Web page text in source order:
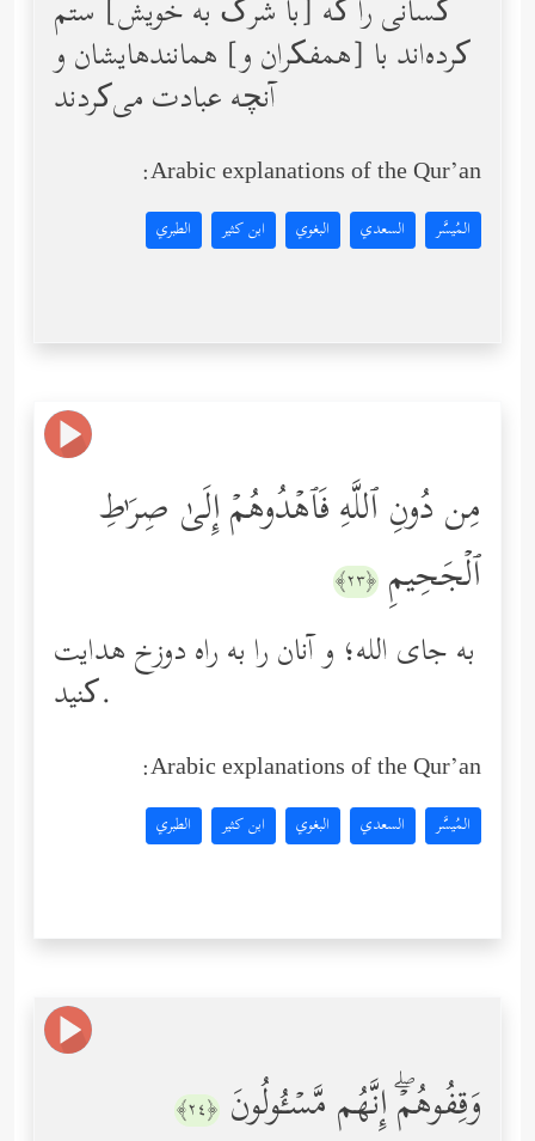
کسانی را که [با شرک به خویش] ستم
کرده‌اند با [همفکران و] همانندهایشان و
آنچه عبادت می‌کردند
Arabic explanations of the Qur’an:
المُيسَّر السعدي البغوي ابن كثير الطبري
مِن دُونِ ٱللَّهِ فَٱهۡدُوهُمۡ إِلَىٰ صِرَ ٰ⁠طِ
ٱلۡجَحِیمِ ﴿٢٣﴾
به جاى الله؛ و آنان را به راه دوزخ هدایت
کنید.
Arabic explanations of the Qur’an:
المُيسَّر السعدي البغوي ابن كثير الطبري
وَقِفُوهُمۡۖ إِنَّهُم مَّسۡـُٔولُونَ ﴿٢٤﴾